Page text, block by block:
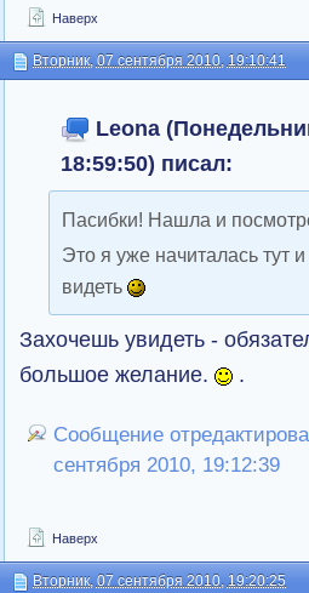
Наверх
Вторник, 07 сентября 2010, 19:10:41
Leona
18:59:50) писал:
Пасибки! Нашла и
Это я уже начиталась тут
видеть
Захочешь увидеть -
большое желание.
.
Сообщение
сентября 2010, 19:12:39
Наверх
Вторник, 07 сентября 2010, 19:20:25